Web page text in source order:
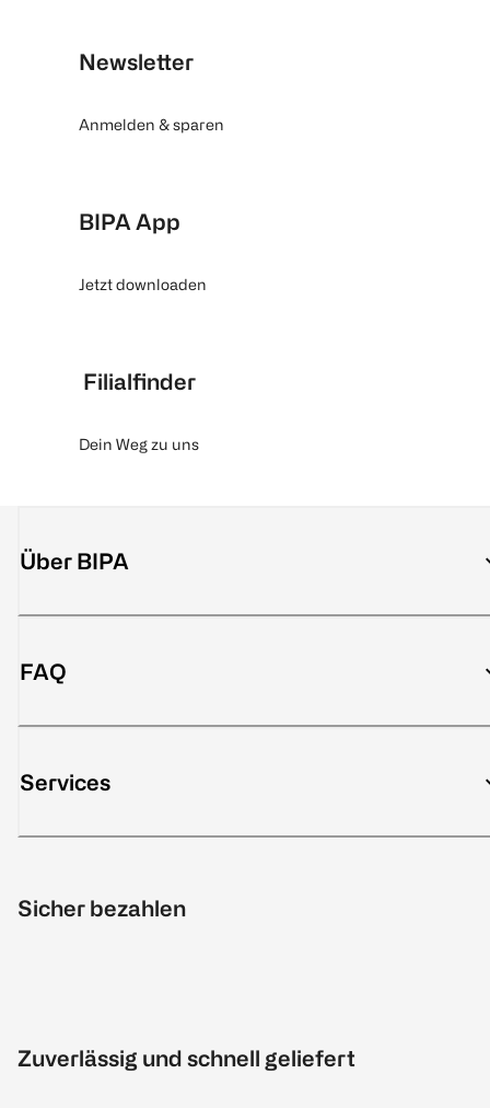
Newsletter
Anmelden & sparen
BIPA App
Jetzt downloaden
Filialfinder
Dein Weg zu uns
Über BIPA
FAQ
Services
Sicher bezahlen
Zuverlässig und schnell geliefert